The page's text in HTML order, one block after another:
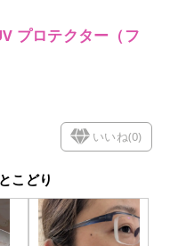
プロテクター（フ
いいね(0)
こどり